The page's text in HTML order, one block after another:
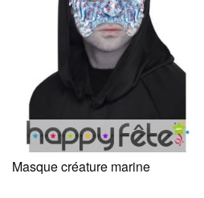
Masque créature marine